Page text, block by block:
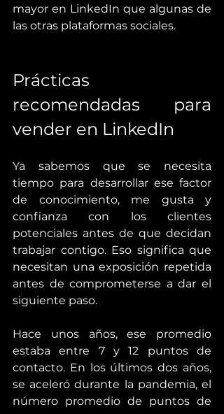
mayor en LinkedIn que algunas de
las otras plataformas sociales.
Prácticas
recomendadas para
vender en LinkedIn
Ya sabemos que se necesita
tiempo para desarrollar ese factor
de conocimiento, me gusta y
confianza con los clientes
potenciales antes de que decidan
trabajar contigo. Eso significa que
necesitan una exposición repetida
antes de comprometerse a dar el
siguiente paso.
Hace unos años, ese promedio
estaba entre 7 y 12 puntos de
contacto. En los últimos dos años,
se aceleró durante la pandemia, el
número promedio de puntos de